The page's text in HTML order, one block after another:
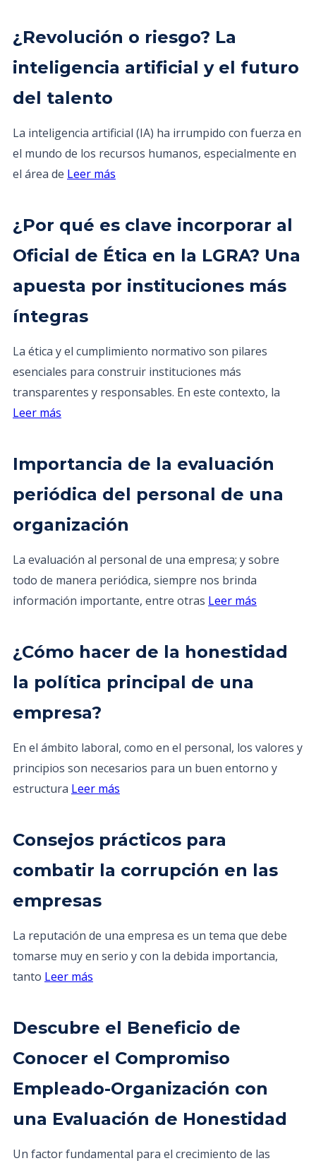
¿Revolución o riesgo? La
inteligencia artificial y el futuro
del talento
La inteligencia artificial (IA) ha irrumpido con fuerza en
el mundo de los recursos humanos, especialmente en
el área de Leer más
¿Por qué es clave incorporar al
Oficial de Ética en la LGRA? Una
apuesta por instituciones más
íntegras
La ética y el cumplimiento normativo son pilares
esenciales para construir instituciones más
transparentes y responsables. En este contexto, la
Leer más
Importancia de la evaluación
periódica del personal de una
organización
La evaluación al personal de una empresa; y sobre
todo de manera periódica, siempre nos brinda
información importante, entre otras Leer más
¿Cómo hacer de la honestidad
la política principal de una
empresa?
En el ámbito laboral, como en el personal, los valores y
principios son necesarios para un buen entorno y
estructura Leer más
Consejos prácticos para
combatir la corrupción en las
empresas
La reputación de una empresa es un tema que debe
tomarse muy en serio y con la debida importancia,
tanto Leer más
Descubre el Beneficio de
Conocer el Compromiso
Empleado-Organización con
una Evaluación de Honestidad
Un factor fundamental para el crecimiento de las